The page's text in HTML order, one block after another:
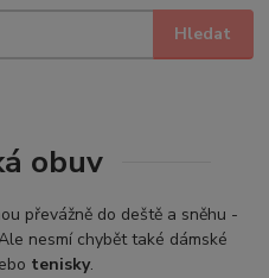
Hledat
obuv
převážně do deště a sněhu -
nesmí chybět také dámské
tenisky.